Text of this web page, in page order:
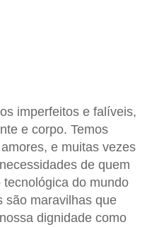
imperfeitos e falíveis,
e corpo. Temos
e muitas vezes
de quem
do mundo
são maravilhas que
dignidade como